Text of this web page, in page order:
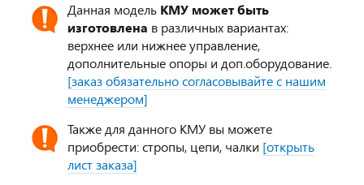
Данная модель КМУ может быть
изготовлена в различных вариантах:
верхнее или нижнее управление,
дополнительные опоры и доп.оборудование.
[заказ обязательно согласовывайте с нашим
менеджером]
Также для данного КМУ вы можете
приобрести: стропы, цепи, чалки [открыть
лист заказа]